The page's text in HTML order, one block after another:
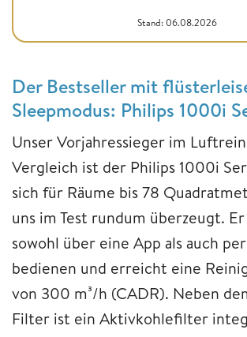
Stand: 06.08.2026
Der Bestseller mit
Sleepmodus: Philips 1000i
Unser Vorjahressieger im
Vergleich ist der Philips 1000i
sich für Räume bis 78
uns im Test rundum überzeugt.
sowohl über eine App als auch
bedienen und erreicht eine
von 300 m³/h (CADR). Neben
Filter ist ein Aktivkohlefilter